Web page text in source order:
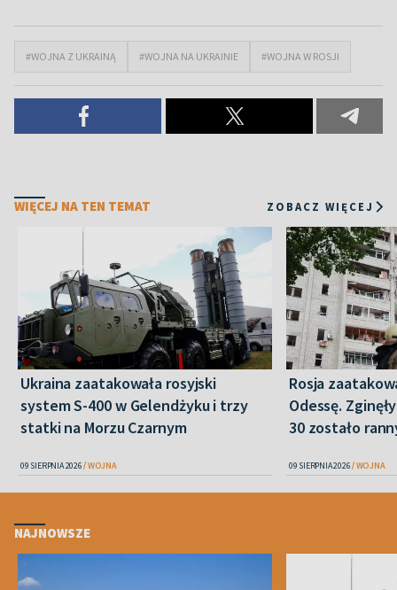
#WOJNA Z UKRAINĄ #WOJNA NA UKRAINIE #WOJNA W ROSJI
WIĘCEJ NA TEN TEMAT ZOBACZ WIĘCEJ
Ukraina zaatakowała rosyjski
system S-400 w Gelendżyku i trzy
statki na Morzu Czarnym
09 SIERPNIA 2026 WOJNA
Rosja
Odessę.
30 zostało
09 SIERPNIA 2026 WOJNA
NAJNOWSZE